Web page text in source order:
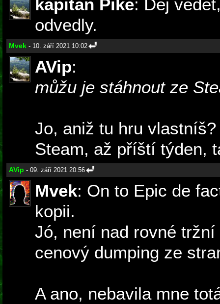
kapitan Pike: Dej
odvedly.
Mvek - 10. září 2021 10:02
AVip:
můžu je stáhnout ze
Jo, aniž tu hru
Steam, až příští týden,
AVip - 09. září 2021 20:56
Mvek: On to Epic de
kopii.
Jó, není nad rovné
cenový dumping ze
A ano, nebavila mne